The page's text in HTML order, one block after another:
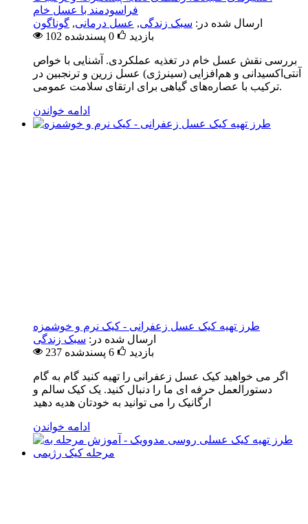
فراسودمند با عسل خام
ارسال شده در: سبک زندگی, عسل درمانی, گوناگون
102 بازدید
0 پسندشده
بررسی نقش عسل خام در تغذیه عملکردی. آشنایی با خواص
آنتی‌اکسیدانی و هم‌افزایی (سینرژی) عسل زرین و ترنجبین در
ترکیب با عصاره‌های گیاهی برای ارتقای سلامت عمومی.
ادامه خواندن
طرز تهیه کیک عسل زعفرانی - کیک نرم و خوشمزه
ارسال شده در: سبک زندگی
237 بازدید
6 پسندشده
اگر می خواهید کیک عسل زعفرانی را تهیه کنید گام به گام
دستورالعمل حرفه ای ما را دنبال کنید. یک کیک سالم و
ارگانیک را می توانید به خودتان هدیه دهید
ادامه خواندن